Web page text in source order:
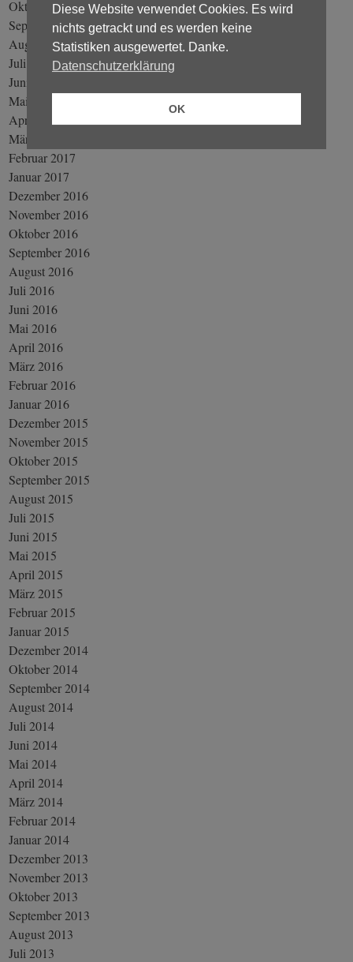
Oktober 2017
September 2017
August 2017
Juli 2017
Juni 2017
Mai 2017
April 2017
März 2017
Februar 2017
Januar 2017
Dezember 2016
November 2016
Oktober 2016
September 2016
August 2016
Juli 2016
Juni 2016
Mai 2016
April 2016
März 2016
Februar 2016
Januar 2016
Dezember 2015
November 2015
Oktober 2015
September 2015
August 2015
Juli 2015
Juni 2015
Mai 2015
April 2015
März 2015
Februar 2015
Januar 2015
Dezember 2014
Oktober 2014
September 2014
August 2014
Juli 2014
Juni 2014
Mai 2014
April 2014
März 2014
Februar 2014
Januar 2014
Dezember 2013
November 2013
Oktober 2013
September 2013
August 2013
Juli 2013
Diese Website verwendet Cookies. Es wird
nichts getrackt und es werden keine
Statistiken ausgewertet. Danke.
Datenschutzerklärung
OK